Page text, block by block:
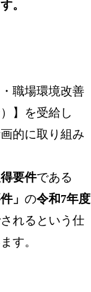
。
職場環境改善
】を受給し
的に取り組み
要件である
」の令和7年度
されるという仕
す。